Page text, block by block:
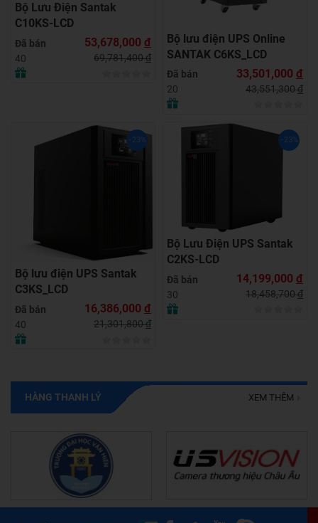
Bộ Lưu Điện Santak
C10KS‑LCD
Đã bán
40
53,678,000 đ
69,781,400đ
Bộ lưu điện UPS Online
SANTAK C6KS_LCD
Đã bán
20
33,501,000 đ
43,551,300đ
-23%
Bộ lưu điện UPS Santak
C3KS_LCD
Đã bán
40
16,386,000 đ
21,301,800đ
-23%
Bộ Lưu Điện UPS Santak
C2KS-LCD
Đã bán
30
14,199,000 đ
18,458,700đ
HÀNG THANH LÝ XEM THÊM